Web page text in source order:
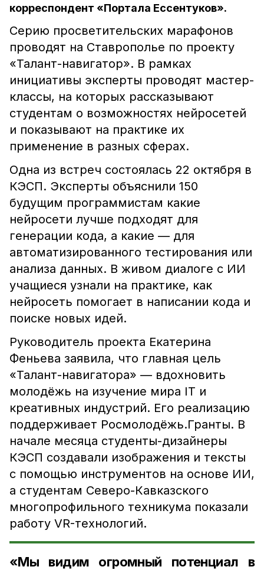
корреспондент «Портала Ессентуков».
Серию просветительских марафонов
проводят на Ставрополье по проекту
«Талант-навигатор». В рамках
инициативы эксперты проводят мастер-
классы, на которых рассказывают
студентам о возможностях нейросетей
и показывают на практике их
применение в разных сферах.
Одна из встреч состоялась 22 октября в
КЭСП. Эксперты объяснили 150
будущим программистам какие
нейросети лучше подходят для
генерации кода, а какие — для
автоматизированного тестирования или
анализа данных. В живом диалоге с ИИ
учащиеся узнали на практике, как
нейросеть помогает в написании кода и
поиске новых идей.
Руководитель проекта Екатерина
Феньева заявила, что главная цель
«Талант-навигатора» — вдохновить
молодёжь на изучение мира IT и
креативных индустрий. Его реализацию
поддерживает Росмолодёжь.Гранты. В
начале месяца студенты-дизайнеры
КЭСП создавали изображения и тексты
с помощью инструментов на основе ИИ,
а студентам Северо-Кавказского
многопрофильного техникума показали
работу VR-технологий.
«Мы видим огромный потенциал в